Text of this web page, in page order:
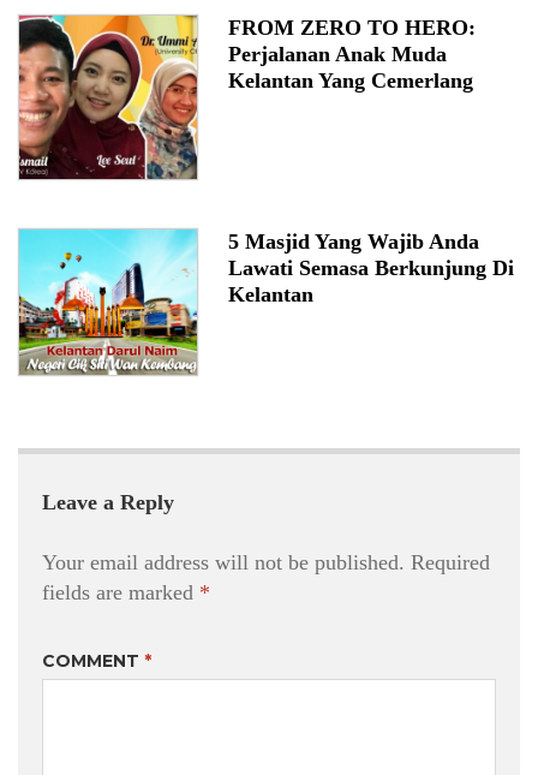
FROM ZERO TO HERO:
Perjalanan Anak Muda
Kelantan Yang Cemerlang
5 Masjid Yang Wajib Anda
Lawati Semasa Berkunjung Di
Kelantan
Leave a Reply
Your email address will not be published. Required
fields are marked *
COMMENT *